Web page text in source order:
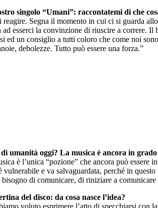
singolo “Umani”: raccontatemi di che
Segna il momento in cui ci si guarda
esserci la convinzione di riuscire a correre. Il
ed un consiglio a tutti coloro che come noi
debolezze. Tutto può essere una forza.”
di umanità oggi? La musica è ancora in
è l’unica “pozione” che ancora può essere
vulnerabile e va salvaguardata, perché in
bisogno di comunicare, di riniziare a
del disco: da cosa nasce l’idea?